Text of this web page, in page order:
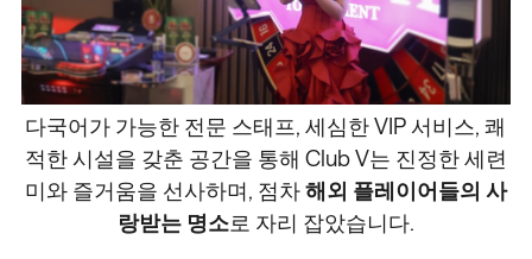
다국어가 가능한 전문 스태프, 세심한 VIP 서비스, 쾌
적한 시설을 갖춘 공간을 통해 Club V는 진정한 세련
미와 즐거움을 선사하며, 점차해외 플레이어들의 사
랑받는 명소로 자리 잡았습니다.